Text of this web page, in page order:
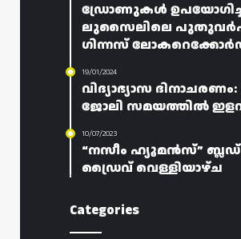
ഡ്രോണുകൾ
ലുസൈലിലെ
ഗിന്നസ്
19/01/2024
വിദ്യാഭ്യാസ
ജോലി സമയത്തിൽ
10/07/2023
“നസീം ഹ്യൂമൻസ്”
ഡ്രൈവ് വെള്ളിയാഴ്ച
Categories